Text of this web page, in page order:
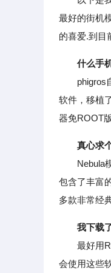
最好的街机
的喜爱.到目
什么手
phigros自
软件，移植
器免ROOT
真心求
Nebula模
包含了丰富
多款非常经
我下载
最好用
会使用这些